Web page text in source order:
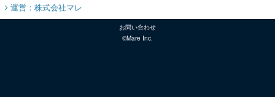
運営：株式会社マレ
お問い合わせ
©Mare Inc.